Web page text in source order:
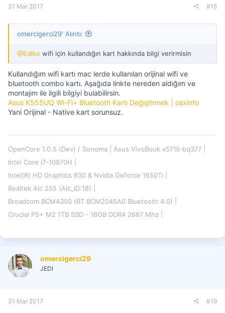
31 Mar 2017 #18
omercigerci29' Alıntı:
@Ediko wifi için kullandığın kart hakkında bilgi verirmisin
Kullandığım wifi kartı mac lerde kullanılan orijinal wifi ve
bluetooth combo kartı. Aşağıda linkte nereden aldığım ve
montajım ile ilgili bilgiyi bulabilirsin.
Asus K555UQ Wi-Fi+ Bluetooth Kartı Değiştirmek | osxinfo
Yani Orijinal - Native kart sorunsuz.
OpenCore 1.0.5 (Dev) / Sonoma
Asus VivoBook x571li-bq377
Intel Core i7-10870H
Intel(R) HD Graphics 630 & Nvidia Geforce 1650Ti
Realtek Alc 255 (Alc_ID:18)
Broadcom BCM4350 (BT BCM2045A0 Bluetooth 4.0)
Crucial P5+ M2 1TB SSD - 16GB DDR4 2667 Mhz
omercigerci29
JEDI
31 Mar 2017 #19